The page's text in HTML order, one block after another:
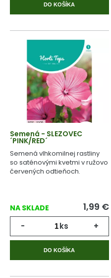
DO KOŠÍKA
Semená - SLEZOVEC
´PINK/RED´
Semená vlhkomilnej rastliny
so saténovými kvetmi v ružovo
červených odtieňoch.
NA SKLADE 1,99 €
- ks +
DO KOŠÍKA